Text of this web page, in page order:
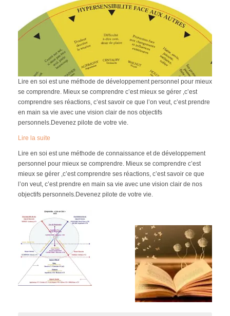
Réflexologie et relaxation faciale et crânienne
Réflexologie et relaxation palmaire
Soin relaxant du dos
Magnétisme
La Trame
Lire en Soi
La Tehima
Qui suis-je ?
Déontologie
Tarifs
Lire en soi est une méthode de développement personnel pour mieux
se comprendre. Mieux se comprendre c’est mieux se gérer ,c’est
comprendre ses réactions, c’est savoir ce que l’on veut, c’est prendre
en main sa vie avec une vision clair de nos objectifs
personnels.Devenez pilote de votre vie.
Lire la suite
Lire en soi est une méthode de connaissance et de développement
personnel pour mieux se comprendre. Mieux se comprendre c’est
mieux se gérer ,c’est comprendre ses réactions, c’est savoir ce que
l’on veut, c’est prendre en main sa vie avec une vision clair de nos
objectifs personnels.Devenez pilote de votre vie.